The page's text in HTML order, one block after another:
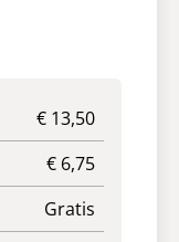
€ 13,50
€ 6,75
Gratis